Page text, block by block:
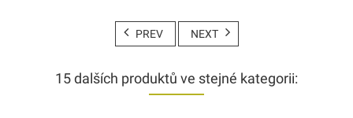
PREV NEXT
15 dalších produktů ve stejné kategorii: